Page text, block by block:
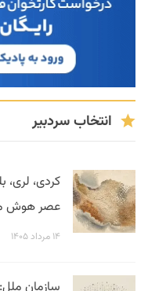
انتخاب سردبیر
کردی، لری،
عصر هوش
۱۴ مرداد ۱۴۰۵